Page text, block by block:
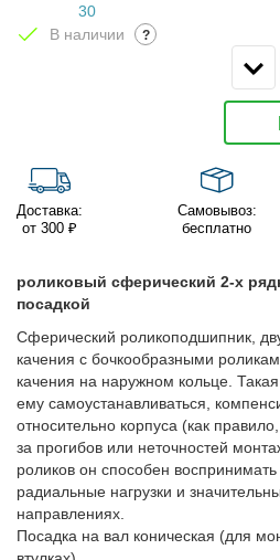
30
В наличии
?
Доставка:
от 300 ₽
Самовывоз:
бесплатно
роликовый сферический 2-х
посадкой
Сферический роликоподшипник,
качения с бочкообразными
качения на наружном кольце.
ему самоустанавливаться,
относительно корпуса (как
за прогибов или неточностей
роликов он способен
радиальные нагрузки и
направлениях.
Посадка на вал коническая (для